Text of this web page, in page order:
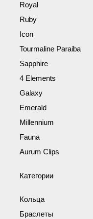
Royal
Ruby
Icon
Tourmaline Paraiba
Sapphire
4 Elements
Galaxy
Emerald
Millennium
Fauna
Aurum Clips
Категории
Кольца
Браслеты